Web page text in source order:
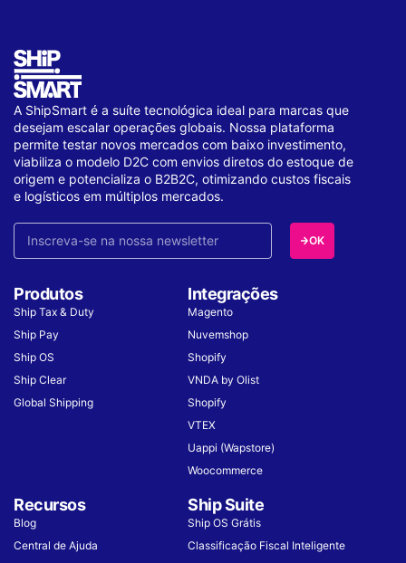
A ShipSmart é a suíte tecnológica ideal para marcas que
desejam escalar operações globais. Nossa plataforma
permite testar novos mercados com baixo investimento,
viabiliza o modelo D2C com envios diretos do estoque de
origem e potencializa o B2B2C, otimizando custos fiscais
e logísticos em múltiplos mercados.
OK
Produtos
Ship Tax & Duty
Ship Pay
Ship OS
Ship Clear
Global Shipping
Integrações
Magento
Nuvemshop
Shopify
VNDA by Olist
Shopify
VTEX
Uappi (Wapstore)
Woocommerce
Recursos
Blog
Central de Ajuda
Ship Suite
Ship OS Grátis
Classificação Fiscal Inteligente